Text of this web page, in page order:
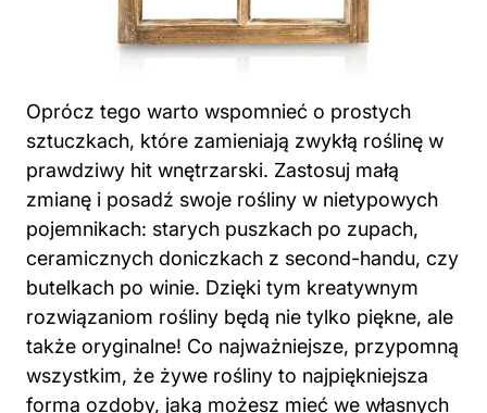
Oprócz tego warto wspomnieć o prostych
sztuczkach, które zamieniają zwykłą roślinę w
prawdziwy hit wnętrzarski. Zastosuj małą
zmianę i posadź swoje rośliny w nietypowych
pojemnikach: starych puszkach po zupach,
ceramicznych doniczkach z second-handu, czy
butelkach po winie. Dzięki tym kreatywnym
rozwiązaniom rośliny będą nie tylko piękne, ale
także oryginalne! Co najważniejsze, przypomną
wszystkim, że żywe rośliny to najpiękniejsza
forma ozdoby, jaką możesz mieć we własnych